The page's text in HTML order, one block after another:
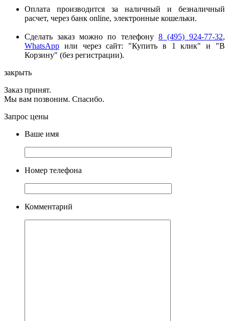
Оплата производится за наличный и безналичный
расчет, через банк online, электронные кошельки.
Сделать заказ можно по телефону 8 (495) 924-77-32,
WhatsApp или через сайт: "Купить в 1 клик" и "В
Корзину" (без регистрации).
закрыть
Заказ принят.
Мы вам позвоним. Спасибо.
Запрос цены
Ваше имя
Номер телефона
Комментарий